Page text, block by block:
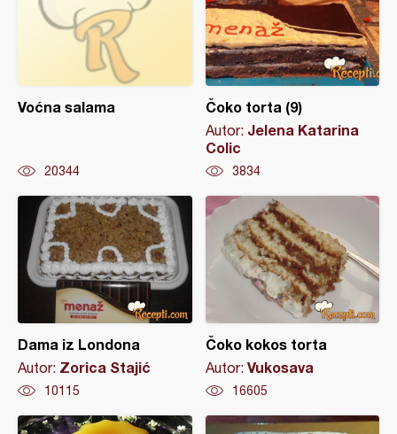
Voćna salama
20344
Čoko torta (9)
Autor: Jelena Katarina
Colic
3834
Dama iz Londona
Autor: Zorica Stajić
10115
Čoko kokos torta
Autor: Vukosava
16605